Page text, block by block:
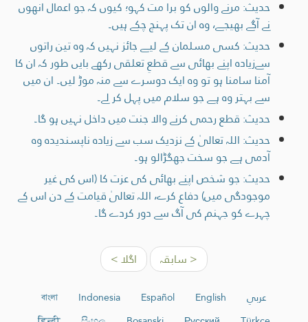
حدیث: مرنے والوں کو برا مت کہو؛ کیوں کہ جو اعمال انھوں
نے آگے بھیجے، وہ ان تک پہنچ چکے ہیں۔
حدیث: کسی مسلمان کے لیے جائز نہیں کہ وہ تین راتوں
سےزیادہ اپنے بھائی سے قطعِ تعلقی رکھے بایں طور کہ ان کا
آمنا سامنا ہو تو وہ ایک دوسرے سے منہ موڑ لیں۔ ان میں
سے بہتر وہ ہے جو سلام میں پہل کر لے۔
حدیث: قطع رحمی کرنے والا جنت میں داخل نہیں ہو گا۔
حدیث: اللہ تعالیٰ کے نزدیک سب سے زیادہ ناپسنديده وہ
آدمی ہے جو سخت جھگڑالو ہو۔
حدیث: جو شخص اپنے بھائی کی عزت کا (اس کی غیر
موجودگی میں) دفاع کرے، اللہ تعالیٰ قیامت کے دن اس کے
چہرے کو جہنم کی آگ سے دور کردے گا۔
< سابقہ اگلا >
عربي English
Español
Indonesia
বাংলা